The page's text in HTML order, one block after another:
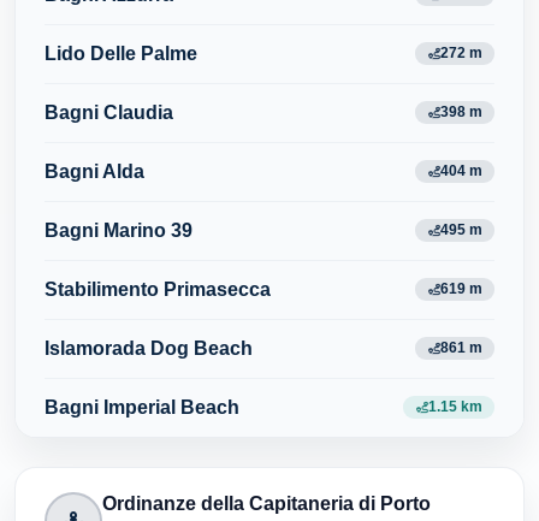
Lido Delle Palme 272 m
Bagni Claudia 398 m
Bagni Alda 404 m
Bagni Marino 39 495 m
Stabilimento Primasecca 619 m
Islamorada Dog Beach 861 m
Bagni Imperial Beach 1.15 km
Ordinanze della Capitaneria di Porto